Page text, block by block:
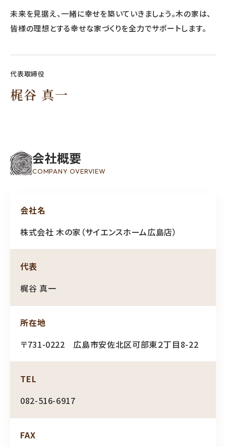
未来を見据え、一緒に幸せを築いていきましょう。木の家は、
皆様の理想とする幸せな家づくりを全力でサポートします。
代表取締役
梶谷 真一
会社概要
COMPANY OVERVIEW
会社名
株式会社 木の家（サイエンスホーム広島店）
代表
梶谷 真一
所在地
〒731-0222 広島市安佐北区可部東２丁目8-22
TEL
082-516-6917
FAX